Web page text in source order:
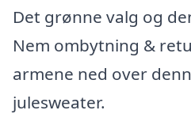
Det grønne valg og
Nem ombytning &
armene ned over
julesweater.